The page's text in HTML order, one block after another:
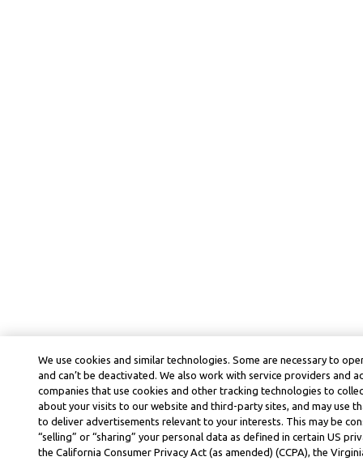
We use cookies and similar technologies. Some are necessary to
and can’t be deactivated. We also work with service providers and
companies that use cookies and other tracking technologies to
about your visits to our website and third-party sites, and may use
to deliver advertisements relevant to your interests. This may be
“selling” or “sharing” your personal data as defined in certain US
the California Consumer Privacy Act (as amended) (CCPA), the